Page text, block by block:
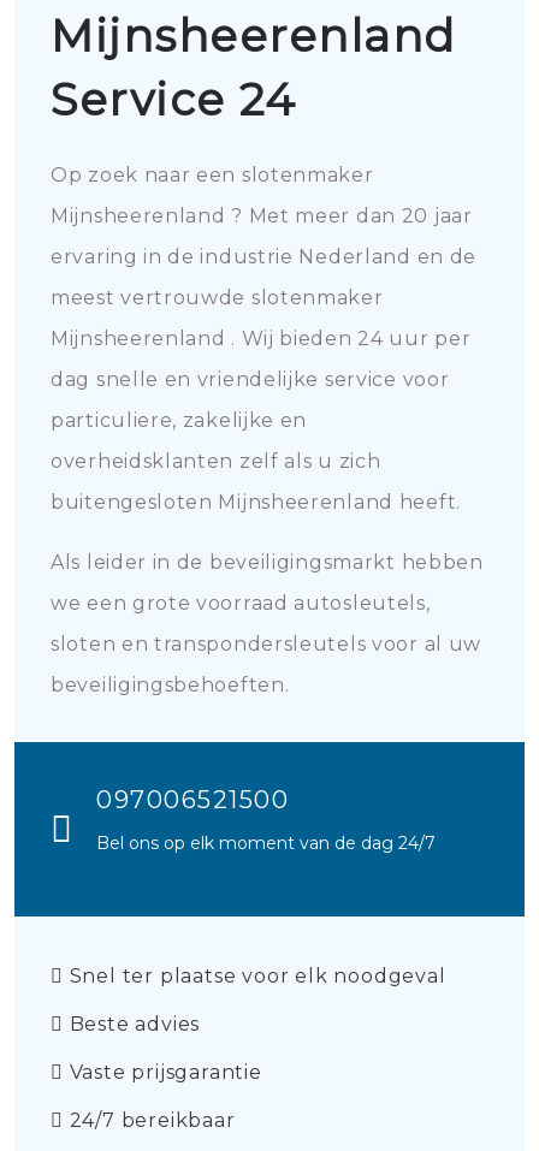
Mijnsheerenland
Service 24
Op zoek naar een slotenmaker
Mijnsheerenland ? Met meer dan 20 jaar
ervaring in de industrie Nederland en de
meest vertrouwde slotenmaker
Mijnsheerenland . Wij bieden 24 uur per
dag snelle en vriendelijke service voor
particuliere, zakelijke en
overheidsklanten zelf als u zich
buitengesloten Mijnsheerenland heeft.
Als leider in de beveiligingsmarkt hebben
we een grote voorraad autosleutels,
sloten en transpondersleutels voor al uw
beveiligingsbehoeften.
097006521500
Bel ons op elk moment van de dag 24/7
Snel ter plaatse voor elk noodgeval
Beste advies
Vaste prijsgarantie
24/7 bereikbaar